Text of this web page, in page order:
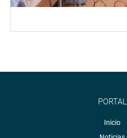
PORTAL
Inicio